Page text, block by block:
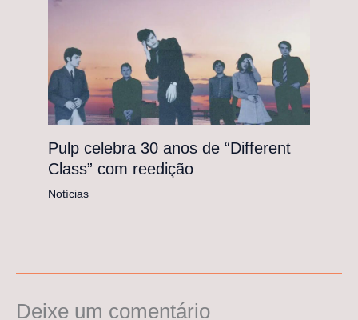
Pulp celebra 30 anos de “Different
Class” com reedição
Notícias
Deixe um comentário